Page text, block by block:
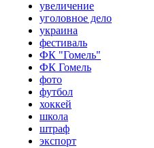
увеличение
уголовное дело
украина
фестиваль
ФК "Гомель"
ФК Гомель
фото
футбол
хоккей
школа
штраф
экспорт